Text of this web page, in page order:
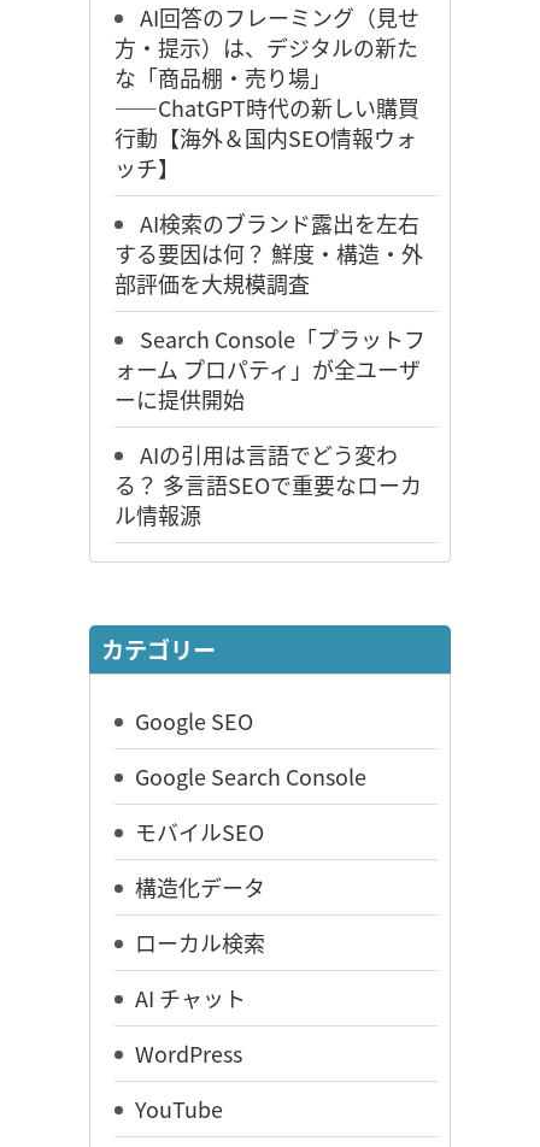
AI回答のフレーミング（見せ
方・提示）は、デジタルの新た
な「商品棚・売り場」
――ChatGPT時代の新しい購買
行動【海外＆国内SEO情報ウォ
ッチ】
AI検索のブランド露出を左右
する要因は何？ 鮮度・構造・外
部評価を大規模調査
Search Console「プラットフ
ォーム プロパティ」が全ユーザ
ーに提供開始
AIの引用は言語でどう変わ
る？ 多言語SEOで重要なローカ
ル情報源
カテゴリー
Google SEO
Google Search Console
モバイルSEO
構造化データ
ローカル検索
AI チャット
WordPress
YouTube